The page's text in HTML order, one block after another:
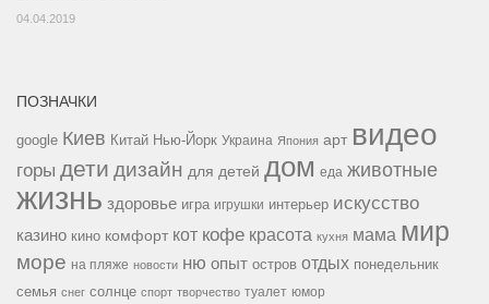
04.04.2019
ПОЗНАЧКИ
google Киев Китай Нью-Йорк Украина Япония арт видео
горы дети дизайн для детей дом еда животные
жизнь здоровье игра игрушки интерьер искусство
казино кино комфорт кот кофе красота кухня мама мир
море на пляже новости ню опыт остров отдых понедельник
семья снег солнце спорт творчество туалет юмор